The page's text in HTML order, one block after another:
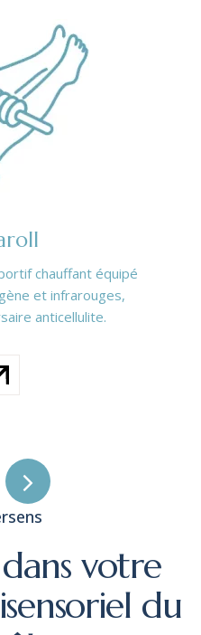
chauffant équipé
et infrarouges,
anticellulite.
dans votre
du